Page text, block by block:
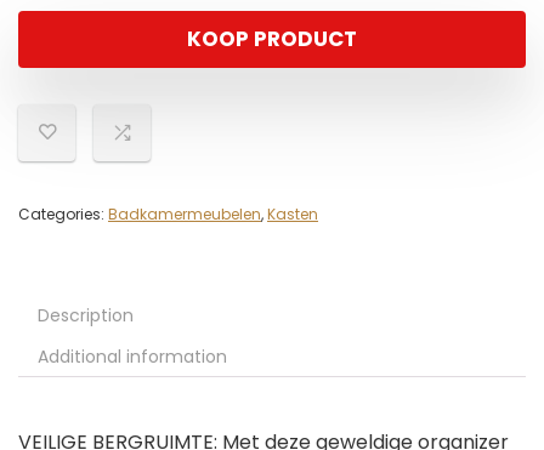
KOOP PRODUCT
Categories: Badkamermeubelen,Kasten
Description
Additional information
VEILIGE BERGRUIMTE: Met deze geweldige organizer